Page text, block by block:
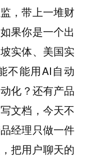
，带上一堆财
果你是一个出
实体、美国实
能用AI自动
化？还有产品
文档，今天不
经理只做一件
把用户聊天的